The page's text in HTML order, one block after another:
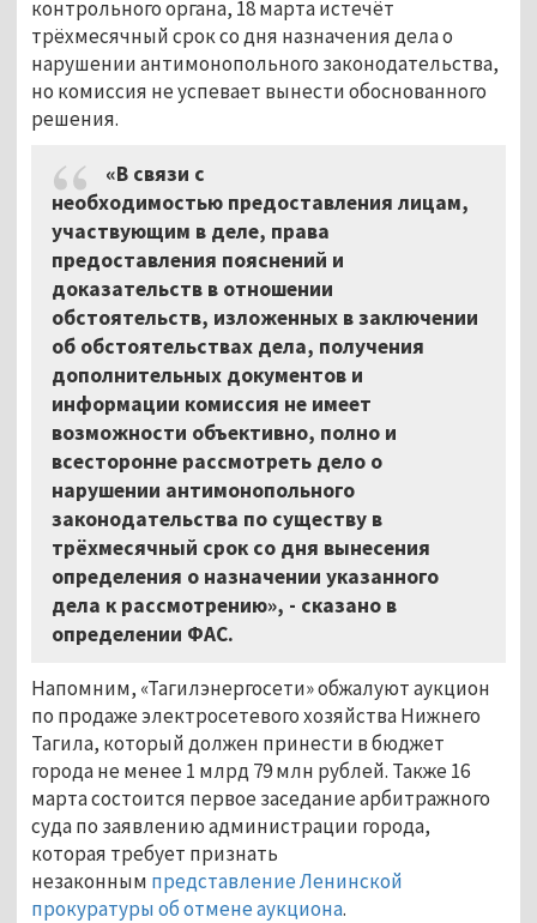
контрольного органа, 18 марта истечёт
трёхмесячный срок со дня назначения дела о
нарушении антимонопольного законодательства,
но комиссия не успевает вынести обоснованного
решения.
«В связи с
необходимостью предоставления лицам,
участвующим в деле, права
предоставления пояснений и
доказательств в отношении
обстоятельств, изложенных в заключении
об обстоятельствах дела, получения
дополнительных документов и
информации комиссия не имеет
возможности объективно, полно и
всесторонне рассмотреть дело о
нарушении антимонопольного
законодательства по существу в
трёхмесячный срок со дня вынесения
определения о назначении указанного
дела к рассмотрению», - сказано в
определении ФАС.
Напомним, «Тагилэнергосети» обжалуют аукцион
по продаже электросетевого хозяйства Нижнего
Тагила, который должен принести в бюджет
города не менее 1 млрд 79 млн рублей. Также 16
марта состоится первое заседание арбитражного
суда по заявлению администрации города,
которая требует признать
незаконным представление Ленинской
прокуратуры об отмене аукциона.